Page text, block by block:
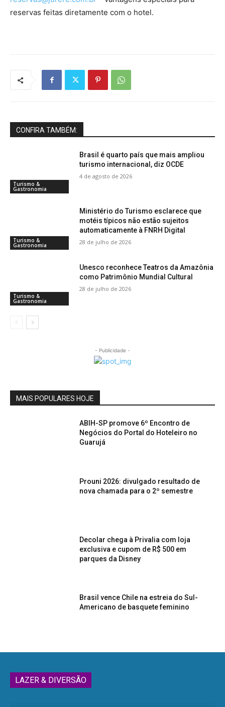
reservas feitas diretamente com o hotel.
CONFIRA TAMBÉM:
Turismo &
Gastronomia
Brasil é quarto país que mais ampliou
turismo internacional, diz OCDE
4 de agosto de 2026
Turismo &
Gastronomia
Ministério do Turismo esclarece que
motéis típicos não estão sujeitos
automaticamente à FNRH Digital
28 de julho de 2026
Turismo &
Gastronomia
Unesco reconhece Teatros da Amazônia
como Patrimônio Mundial Cultural
28 de julho de 2026
- Publicidade -
MAIS POPULARES HOJE
ABIH-SP promove 6º Encontro de
Negócios do Portal do Hoteleiro no
Guarujá
Prouni 2026: divulgado resultado de
nova chamada para o 2º semestre
Decolar chega à Privalia com loja
exclusiva e cupom de R$ 500 em
parques da Disney
Brasil vence Chile na estreia do Sul-
Americano de basquete feminino
LAZER & DIVERSÃO